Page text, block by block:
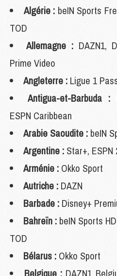
Algérie : beIN Sports
TOD
Allemagne :DAZN1,
Prime Video
Angleterre : Ligue 1
Antigua-et-Barbuda :
ESPN Caribbean
Arabie Saoudite : beIN
Argentine : Star+, ESPN
Arménie : Okko Sport
Autriche : DAZN
Barbade : Disney+
Bahreïn : beIN Sports
TOD
Bélarus : Okko Sport
Belgique : DAZN1